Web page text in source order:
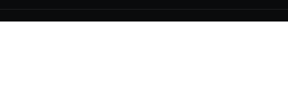
2026”. La suspensión vehicular iniciará a partir
de las